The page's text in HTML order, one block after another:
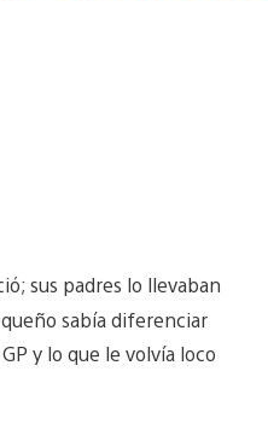
sus padres lo llevaban
sabía diferenciar
y lo que le volvía loco